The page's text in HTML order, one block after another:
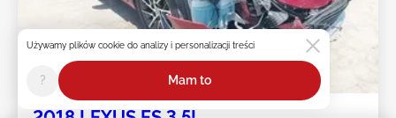
3d : 11h : 04m : 24s
Używamy plików cookie do analizy i personalizacji treści
? Mam to